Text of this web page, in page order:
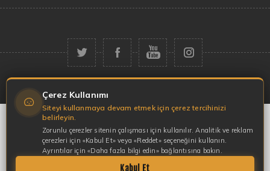
Telif hakkı © 2026 Garaj Market. Tüm hakları saklıdır.
Çerez Kullanımı
Siteyi kullanmaya devam etmek için çerez tercihinizi
belirleyin.
Zorunlu çerezler sitenin çalışması için kullanılır. Analitik ve reklam
çerezleri için «Kabul Et» veya «Reddet» seçeneğini kullanın.
Ayrıntılar için «Daha fazla bilgi edin» bağlantısına bakın.
Kabul Et